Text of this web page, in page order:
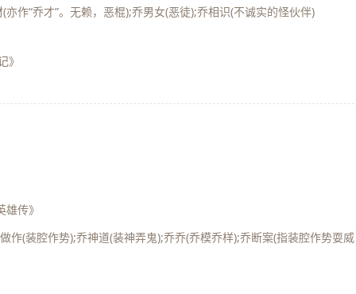
作“乔才”。无赖，恶棍);乔男女(恶徒);乔相识(不诚实的怪伙伴)
》
雄传》
作(装腔作势);乔神道(装神弄鬼);乔乔(乔模乔样);乔断案(指装腔作势耍威